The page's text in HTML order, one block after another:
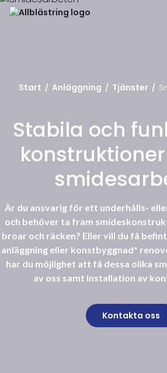
Start / Anläggning / Tjänster /
Stabila och
Är du ansvarig för ett underhålls-
och behöver ta fram
broar och räcken? Eller vill du få
anläggning eller konstbyggnad*
har du möjlighet att få dessa olika
av oss samt installation av
Kontakta oss